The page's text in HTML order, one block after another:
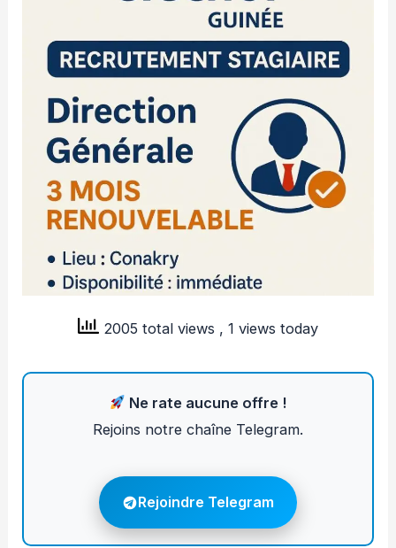
2005 total views , 1 views today
Ne rate aucune offre !
Rejoins notre chaîne Telegram.
Rejoindre Telegram